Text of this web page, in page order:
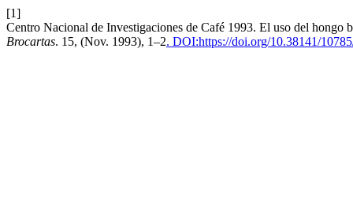
[1]
Centro Nacional de Investigaciones de Café 1993. El uso del hongo
Brocartas. 15, (Nov. 1993), 1–2. DOI:https://doi.org/10.38141/